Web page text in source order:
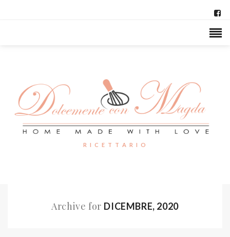
R I C E T T A R I O
Archive for DICEMBRE, 2020